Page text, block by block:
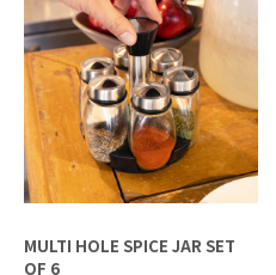
MULTI HOLE SPICE JAR SET
OF 6